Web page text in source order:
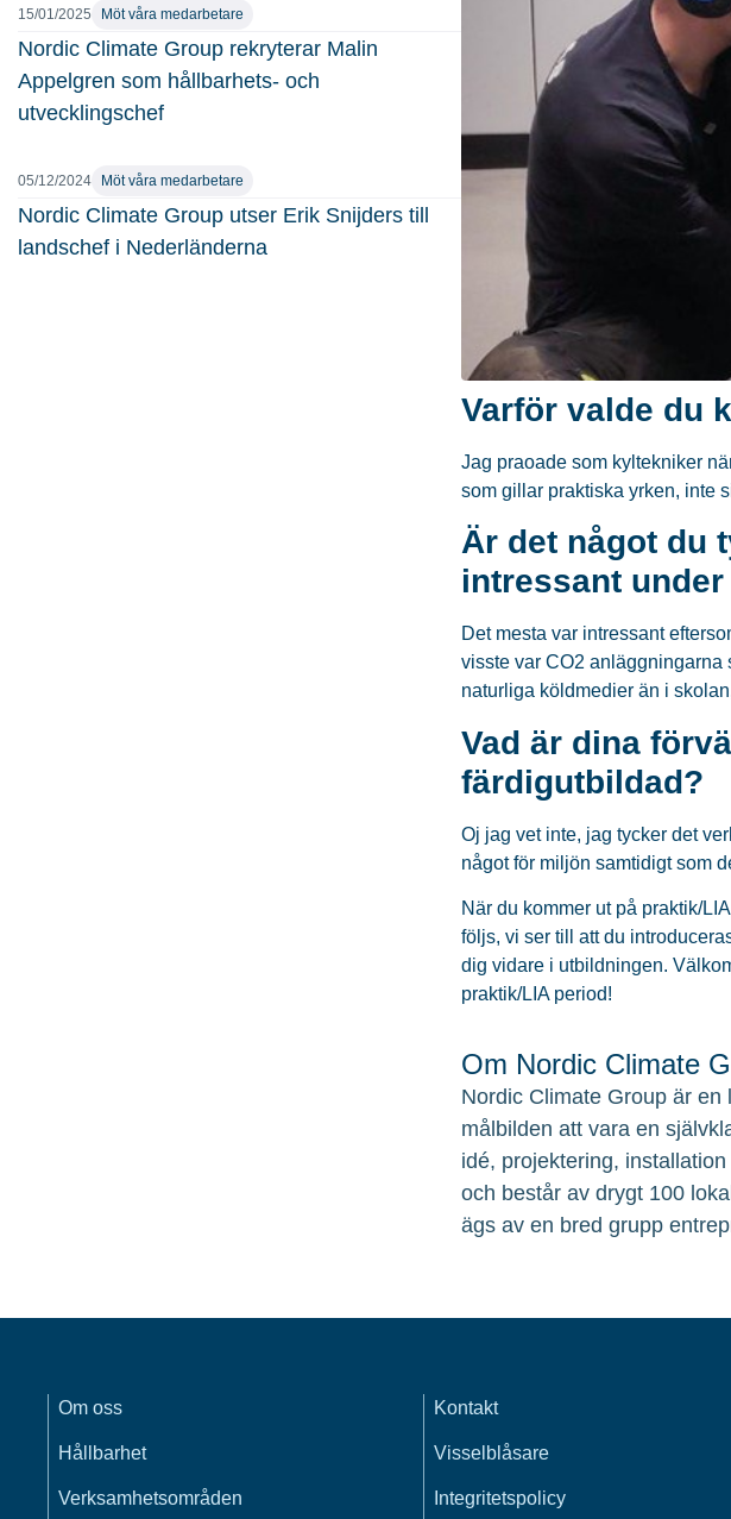
15/01/2025 Möt våra medarbetare
Nordic Climate Group rekryterar Malin
Appelgren som hållbarhets- och
utvecklingschef
05/12/2024 Möt våra medarbetare
Nordic Climate Group utser Erik Snijders till
landschef i Nederländerna
Varför valde du
Jag praoade som kyltekniker
som gillar praktiska yrken, inte
Är det något du
intressant
Det mesta var intressant
visste var CO2 anläggningarna
naturliga köldmedier än i
Vad är dina
färdigutbildad?
Oj jag vet inte, jag tycker det
något för miljön samtidigt som
När du kommer ut på praktik/
följs, vi ser till att du
dig vidare i utbildningen.
praktik/LIA period!
Om Nordic Climate
Nordic Climate Group är
målbilden att vara en
idé, projektering,
och består av drygt 100
ägs av en bred grupp
Om oss
Hållbarhet
Verksamhetsområden
Kontakt
Visselblåsare
Integritetspolicy